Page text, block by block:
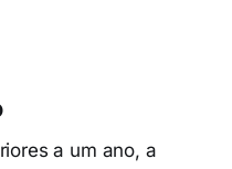
a um ano, a